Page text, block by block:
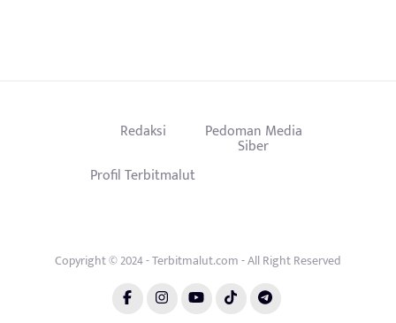
Redaksi Pedoman Media
Siber
Profil Terbitmalut
Copyright © 2024 - Terbitmalut.com - All Right Reserved